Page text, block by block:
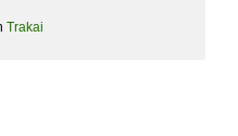
Trakai